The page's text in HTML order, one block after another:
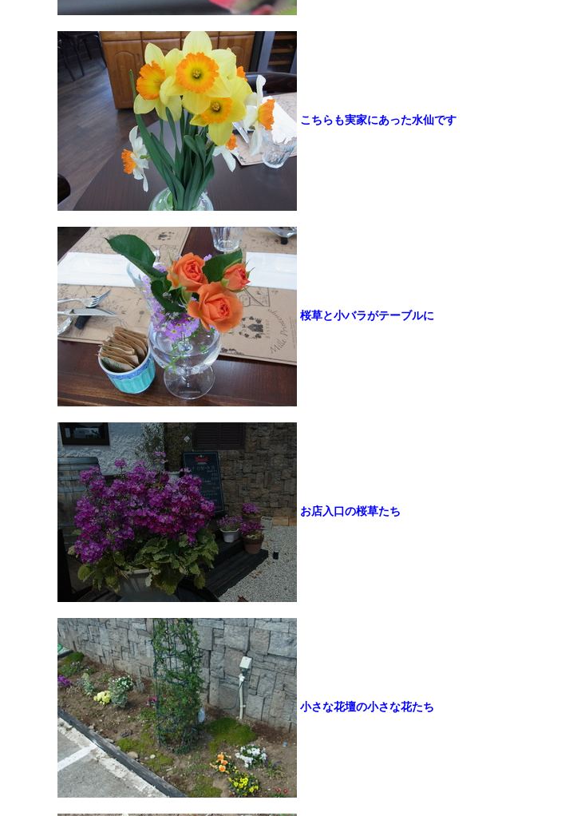
こちらも実家にあった水仙です
桜草と小バラがテーブルに
お店入口の桜草たち
小さな花壇の小さな花たち